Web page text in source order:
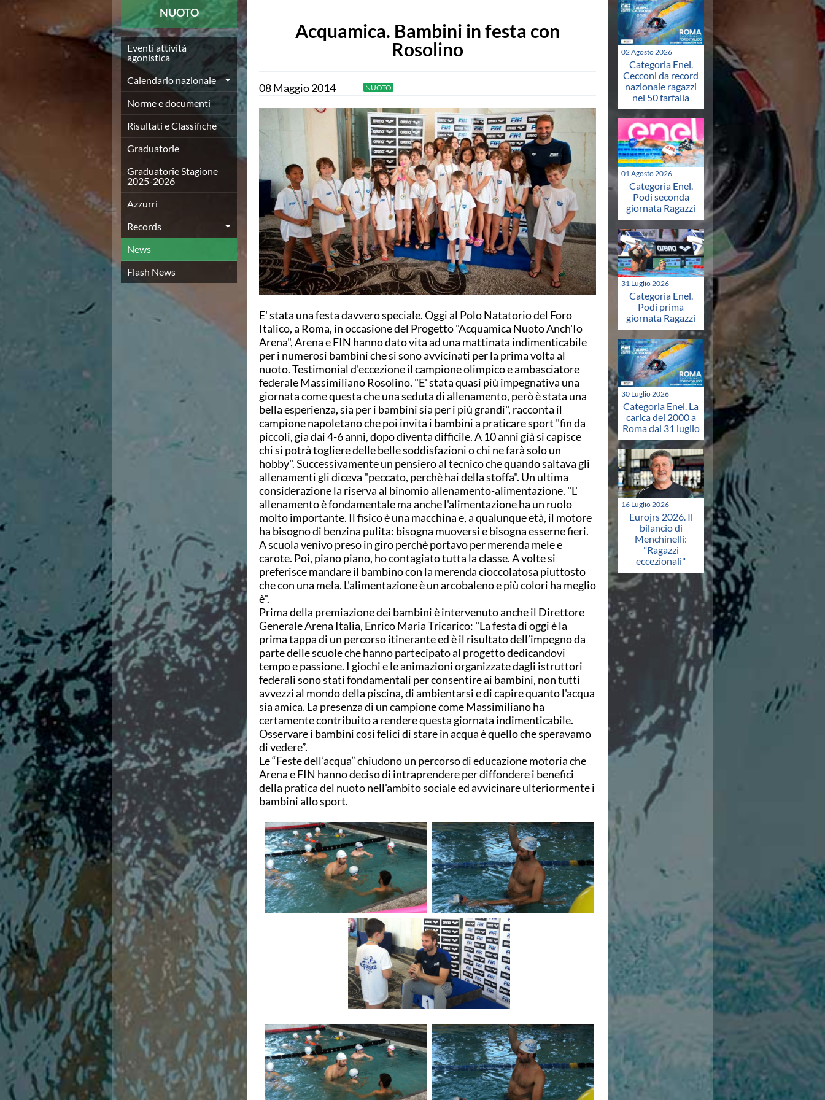
News
Flash News
Europei a modo Mei
Nuoto
Eventi attività agonistica
Calendario nazionale
Norme e documenti
Risultati e Classifiche
Graduatorie
Graduatorie Stagione 2025-2026
Azzurri
Records
News
Flash News
Pallanuoto
Norme e documenti
Le Nazionali
Coppa Italia
Campionato A1 Maschile
Campionato A1 Femminile
Campionato A2 Maschile
Campionato A2 Femminile
Campionato B Maschile
Storico Campionati 2003-2017
Waterpolo Channel
Norme e documenti
Risultati e Classifiche
Artistico
Eventi
Norme e documenti
Risultati e Classifiche
Azzurri
News
Flash News
Fondo
Eventi
Grand Prix
Norme e documenti
Risultati e Classifiche
Primati
Azzurri
News
Flash News
Salvamento
Eventi
Norme e documenti
Risultati e Classifiche
Albi d'oro - Primati
News
Flash News
Master
Campionati Italiani
Circuito Supermaster
Calendario Nazionale Fondo
Norme e documenti
Risultati e Classifiche
Primati
Graduatorie
Analisi e Approfondimenti
News
Flash News
Formazione
SIT
Sezione Salvamento
GUG
Composizione
Norme e documenti
Formazione
Sedi Regionali e Provinciali
Designazioni Arbitrali
Scuole Nuoto
NUOTO
Eventi attività
agonistica
Calendario nazionale
Norme e documenti
Risultati e Classifiche
Graduatorie
Graduatorie Stagione
2025-2026
Azzurri
Records
News
Flash News
Acquamica. Bambini in festa con
Rosolino
08Maggio2014 NUOTO
E' stata una festa davvero speciale. Oggi al Polo Natatorio del Foro
Italico, a Roma, in occasione del Progetto "Acquamica Nuoto Anch'Io
Arena", Arena e FIN hanno dato vita ad una mattinata indimenticabile
per i numerosi bambini che si sono avvicinati per la prima volta al
nuoto. Testimonial d'eccezione il campione olimpico e ambasciatore
federale Massimiliano Rosolino. "E' stata quasi più impegnativa una
giornata come questa che una seduta di allenamento, però è stata una
bella esperienza, sia per i bambini sia per i più grandi", racconta il
campione napoletano che poi invita i bambini a praticare sport "fin da
piccoli, gia dai 4-6 anni, dopo diventa difficile. A 10 anni già si capisce
chi si potrà togliere delle belle soddisfazioni o chi ne farà solo un
hobby". Successivamente un pensiero al tecnico che quando saltava gli
allenamenti gli diceva "peccato, perchè hai della stoffa". Un ultima
considerazione la riserva al binomio allenamento-alimentazione. "L'
allenamento è fondamentale ma anche l'alimentazione ha un ruolo
molto importante. Il fisico è una macchina e, a qualunque età, il motore
ha bisogno di benzina pulita: bisogna muoversi e bisogna esserne fieri.
A scuola venivo preso in giro perchè portavo per merenda mele e
carote. Poi, piano piano, ho contagiato tutta la classe. A volte si
preferisce mandare il bambino con la merenda cioccolatosa piuttosto
che con una mela. L'alimentazione è un arcobaleno e più colori ha meglio
è".
Prima della premiazione dei bambini è intervenuto anche il Direttore
Generale Arena Italia, Enrico Maria Tricarico: "La festa di oggi è la
prima tappa di un percorso itinerante ed è il risultato dell’impegno da
parte delle scuole che hanno partecipato al progetto dedicandovi
tempo e passione. I giochi e le animazioni organizzate dagli istruttori
federali sono stati fondamentali per consentire ai bambini, non tutti
avvezzi al mondo della piscina, di ambientarsi e di capire quanto l'acqua
sia amica. La presenza di un campione come Massimiliano ha
certamente contribuito a rendere questa giornata indimenticabile.
Osservare i bambini cosi felici di stare in acqua è quello che speravamo
di vedere”.
Le “Feste dell’acqua” chiudono un percorso di educazione motoria che
Arena e FIN hanno deciso di intraprendere per diffondere i benefici
della pratica del nuoto nell'ambito sociale ed avvicinare ulteriormente i
bambini allo sport.
02 Agosto 2026
Categoria Enel.
Cecconi da record
nazionale ragazzi
nei 50 farfalla
01 Agosto 2026
Categoria Enel.
Podi seconda
giornata Ragazzi
31 Luglio 2026
Categoria Enel.
Podi prima
giornata Ragazzi
30 Luglio 2026
Categoria Enel. La
carica dei 2000 a
Roma dal 31 luglio
16 Luglio 2026
Eurojrs 2026. Il
bilancio di
Menchinelli:
"Ragazzi
eccezionali"